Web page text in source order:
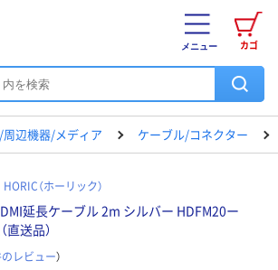
カゴ
メニュー
辺機器/メディア ケーブル/コネクター
HORIC（ホーリック）
延長ケーブル 2m シルバー HDFM20ー
送品）
レビュー）